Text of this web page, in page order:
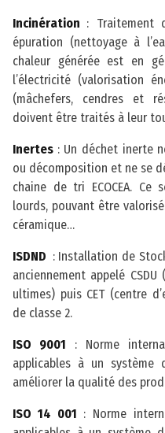
Incinération : Traitement
épuration (nettoyage à
chaleur générée est en
l’électricité (valorisation
(mâchefers, cendres et
doivent être traités à leur
Inertes : Un déchet inerte
ou décomposition et ne se
chaine de tri ECOCEA. Ce
lourds, pouvant être
céramique…
ISDND : Installation de
anciennement appelé
ultimes) puis CET (centre
de classe 2.
ISO 9001 : Norme
applicables à un système
améliorer la qualité des
ISO 14 001 : Norme